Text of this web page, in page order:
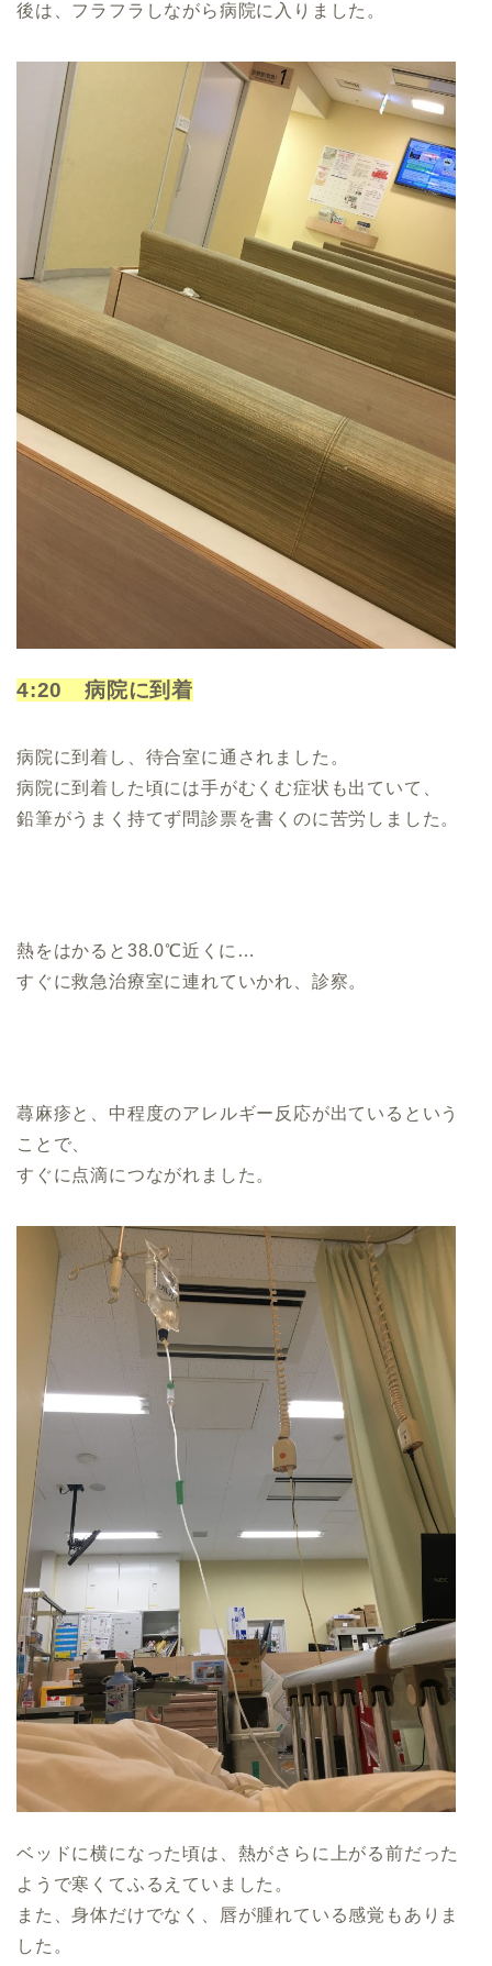
後は、フラフラしながら病院に入りました。
4:20 病院に到着
病院に到着し、待合室に通されました。
病院に到着した頃には手がむくむ症状も出ていて、
鉛筆がうまく持てず問診票を書くのに苦労しました。
熱をはかると38.0℃近くに…
すぐに救急治療室に連れていかれ、診察。
蕁麻疹と、中程度のアレルギー反応が出ているという
ことで、
すぐに点滴につながれました。
ベッドに横になった頃は、熱がさらに上がる前だった
ようで寒くてふるえていました。
また、身体だけでなく、唇が腫れている感覚もありま
した。